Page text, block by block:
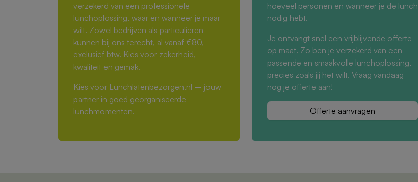
verzekerd van een professionele
lunchoplossing, waar en wanneer je maar
wilt. Zowel bedrijven als particulieren
kunnen bij ons terecht, al vanaf €80,-
exclusief btw. Kies voor zekerheid,
kwaliteit en gemak.
Kies voor Lunchlatenbezorgen.nl – jouw
partner in goed georganiseerde
lunchmomenten.
hoeveel personen en wanneer je de lunch
nodig hebt.
Je ontvangt snel een vrijblijvende offerte
op maat. Zo ben je verzekerd van een
passende en smaakvolle lunchoplossing,
precies zoals jij het wilt. Vraag vandaag
nog je offerte aan!
Offerte aanvragen